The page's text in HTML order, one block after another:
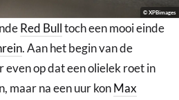
© XPBimages
Red Bulltoch een mooi einde
. Aan het begin van de
even op dat een olielek roet in
maar na een uur konMax